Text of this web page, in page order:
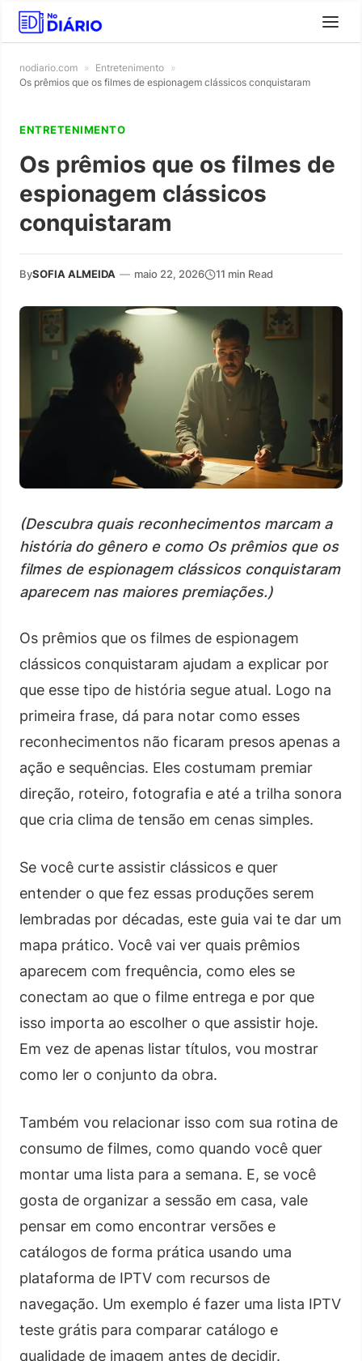
nodiario.com » Entretenimento »
Os prêmios que os filmes de espionagem clássicos conquistaram
ENTRETENIMENTO
Os prêmios que os filmes de
espionagem clássicos
conquistaram
BySOFIA ALMEIDA — maio 22, 2026 11 min Read
(Descubra quais reconhecimentos marcam a
história do gênero e como Os prêmios que os
filmes de espionagem clássicos conquistaram
aparecem nas maiores premiações.)
Os prêmios que os filmes de espionagem
clássicos conquistaram ajudam a explicar por
que esse tipo de história segue atual. Logo na
primeira frase, dá para notar como esses
reconhecimentos não ficaram presos apenas a
ação e sequências. Eles costumam premiar
direção, roteiro, fotografia e até a trilha sonora
que cria clima de tensão em cenas simples.
Se você curte assistir clássicos e quer
entender o que fez essas produções serem
lembradas por décadas, este guia vai te dar um
mapa prático. Você vai ver quais prêmios
aparecem com frequência, como eles se
conectam ao que o filme entrega e por que
isso importa ao escolher o que assistir hoje.
Em vez de apenas listar títulos, vou mostrar
como ler o conjunto da obra.
Também vou relacionar isso com sua rotina de
consumo de filmes, como quando você quer
montar uma lista para a semana. E, se você
gosta de organizar a sessão em casa, vale
pensar em como encontrar versões e
catálogos de forma prática usando uma
plataforma de IPTV com recursos de
navegação. Um exemplo é fazer uma lista IPTV
teste grátis para comparar catálogo e
qualidade de imagem antes de decidir.